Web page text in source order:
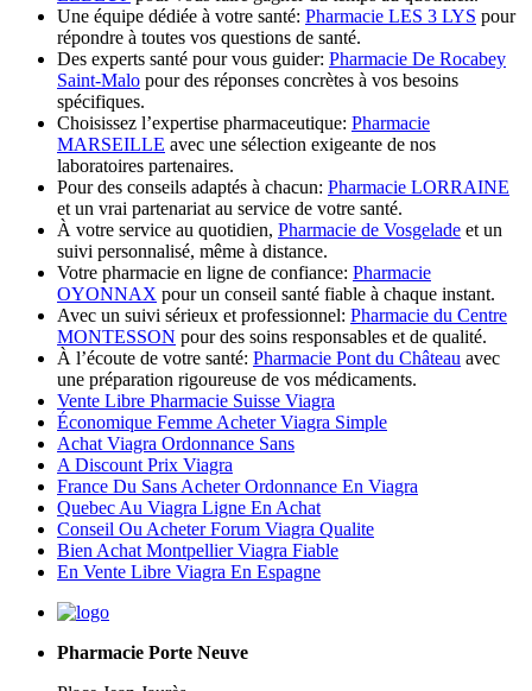
Une équipe dédiée à votre santé: Pharmacie LES 3 LYS pour
répondre à toutes vos questions de santé.
Des experts santé pour vous guider: Pharmacie De Rocabey
Saint-Malo pour des réponses concrètes à vos besoins
spécifiques.
Choisissez l’expertise pharmaceutique: Pharmacie
MARSEILLE avec une sélection exigeante de nos
laboratoires partenaires.
Pour des conseils adaptés à chacun: Pharmacie LORRAINE
et un vrai partenariat au service de votre santé.
À votre service au quotidien, Pharmacie de Vosgelade et un
suivi personnalisé, même à distance.
Votre pharmacie en ligne de confiance: Pharmacie
OYONNAX pour un conseil santé fiable à chaque instant.
Avec un suivi sérieux et professionnel: Pharmacie du Centre
MONTESSON pour des soins responsables et de qualité.
À l’écoute de votre santé: Pharmacie Pont du Château avec
une préparation rigoureuse de vos médicaments.
Vente Libre Pharmacie Suisse Viagra
Économique Femme Acheter Viagra Simple
Achat Viagra Ordonnance Sans
A Discount Prix Viagra
France Du Sans Acheter Ordonnance En Viagra
Quebec Au Viagra Ligne En Achat
Conseil Ou Acheter Forum Viagra Qualite
Bien Achat Montpellier Viagra Fiable
En Vente Libre Viagra En Espagne
Pharmacie Porte Neuve